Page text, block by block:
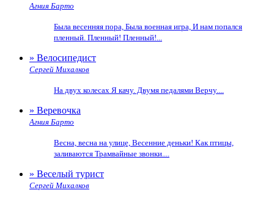
Агния Барто
Была весенняя пора, Была военная игра, И нам попался
пленный. Пленный! Пленный!...
» Велосипедист
Сергей Михалков
На двух колесах Я качу. Двумя педалями Верчу....
» Веревочка
Агния Барто
Весна, весна на улице, Весенние деньки! Как птицы,
заливаются Трамвайные звонки....
» Веселый турист
Сергей Михалков